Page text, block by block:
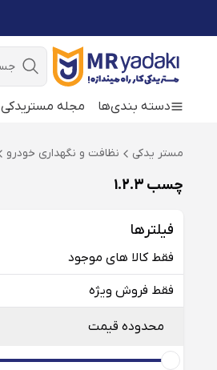
جستجو
دسته بندی‌ها مجله مستریدکی
مستر یدکی نظافت و نگهداری خودرو
چسب 1.2.3
فیلترها
فقط کالا های موجود
فقط فروش ویژه
محدوده قیمت